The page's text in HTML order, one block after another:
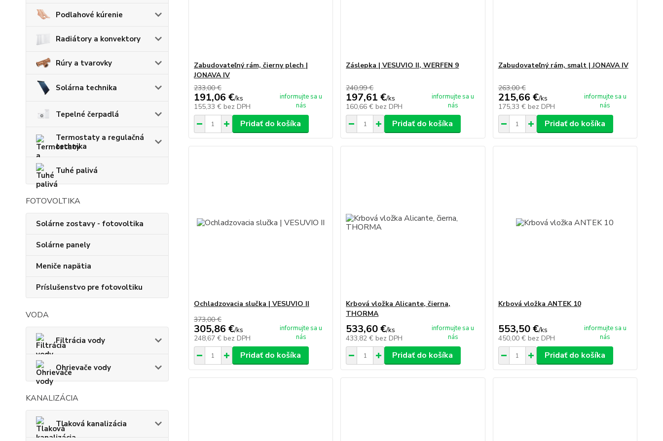
Podlahové kúrenie
Radiátory a konvektory
Rúry a tvarovky
Solárna technika
Tepelné čerpadlá
Termostaty a regulačná
technika
Tuhé palivá
FOTOVOLTIKA
Solárne zostavy - fotovoltika
Solárne panely
Meniče napätia
Príslušenstvo pre fotovoltiku
VODA
Filtrácia vody
Ohrievače vody
KANALIZÁCIA
Tlaková kanalizácia
Zabudovateľný rám, čierny plech |
JONAVA IV
233,00 €
191,06 €/ks
155,33 € bez DPH
informujte sa u
nás
Pridať do košíka
Záslepka | VESUVIO II, WERFEN 9
240,99 €
197,61 €/ks
160,66 € bez DPH
informujte sa u
nás
Pridať do košíka
Zabudovateľný rám, smalt | JONAVA IV
263,00 €
215,66 €/ks
175,33 € bez DPH
informujte sa u
nás
Pridať do košíka
Ochladzovacia slučka | VESUVIO II
373,00 €
305,86 €/ks
248,67 € bez DPH
informujte sa u
nás
Pridať do košíka
Krbová vložka Alicante, čierna,
THORMA
533,60 €/ks
433,82 € bez DPH
informujte sa u
nás
Pridať do košíka
Krbová vložka ANTEK 10
553,50 €/ks
450,00 € bez DPH
informujte sa u
nás
Pridať do košíka